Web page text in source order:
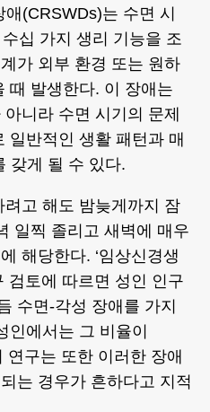
(CRSWDs)는 수면 시
십 가지 생리 기능을 조
가 외부 환경 또는 원하
때 발생한다. 이 장애는
니라 수면 시기의 문제
일반적인 생활 패턴과 매
갖게 될 수 있다.
고 해도 밤늦게까지 잠
일찍 졸리고 새벽에 매우
해당한다. ‘임상신경생
검토에 따르면 성인 인구
수면-각성 장애를 가지
인에서는 그 비율이
연구는 또한 이러한 장애
는 경우가 흔하다고 지적